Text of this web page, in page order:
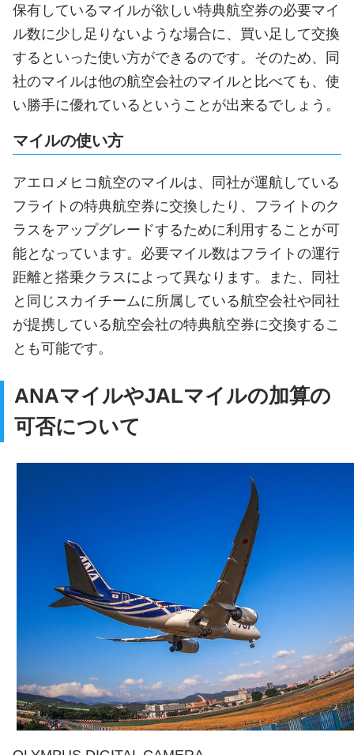
保有しているマイルが欲しい特典航空券の必要マイ
ル数に少し足りないような場合に、買い足して交換
するといった使い方ができるのです。そのため、同
社のマイルは他の航空会社のマイルと比べても、使
い勝手に優れているということが出来るでしょう。
マイルの使い方
アエロメヒコ航空のマイルは、同社が運航している
フライトの特典航空券に交換したり、フライトのク
ラスをアップグレードするために利用することが可
能となっています。必要マイル数はフライトの運行
距離と搭乗クラスによって異なります。また、同社
と同じスカイチームに所属している航空会社や同社
が提携している航空会社の特典航空券に交換するこ
とも可能です。
ANAマイルやJALマイルの加算の
可否について